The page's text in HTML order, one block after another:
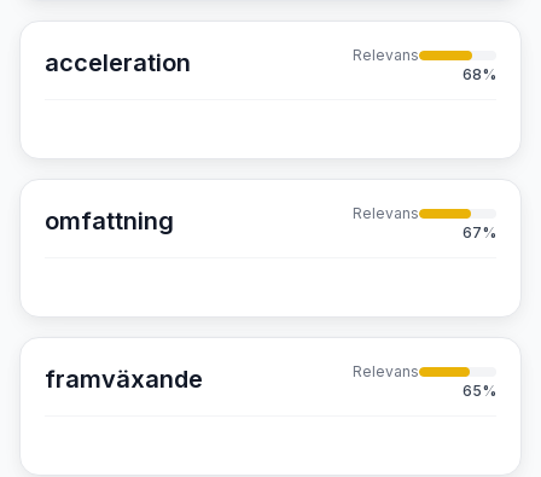
acceleration
Relevans
68%
omfattning
Relevans
67%
framväxande
Relevans
65%